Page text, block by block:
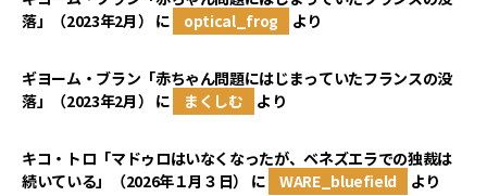
落」（2023年2月） に optical_frog より
ギヨーム・ブラン「赤ちゃん問題にはじまっていたフランスの没
落」（2023年2月） に まくしむ より
キコ・トロ「マドゥロはいなくなったが、ベネズエラでの独裁は
続いている」（2026年１月３日）
に WARE_bluefield より